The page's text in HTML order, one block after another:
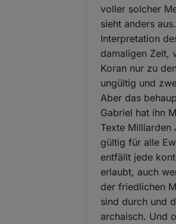
voller solcher
sieht anders
Interpretation
damaligen Zeit,
Koran nur zu
ungültig und
Aber das
Gabriel hat ihn
Texte Milliarden
gültig für alle
entfällt jede
erlaubt, auch
der friedlichen
sind durch und
archaisch. Und